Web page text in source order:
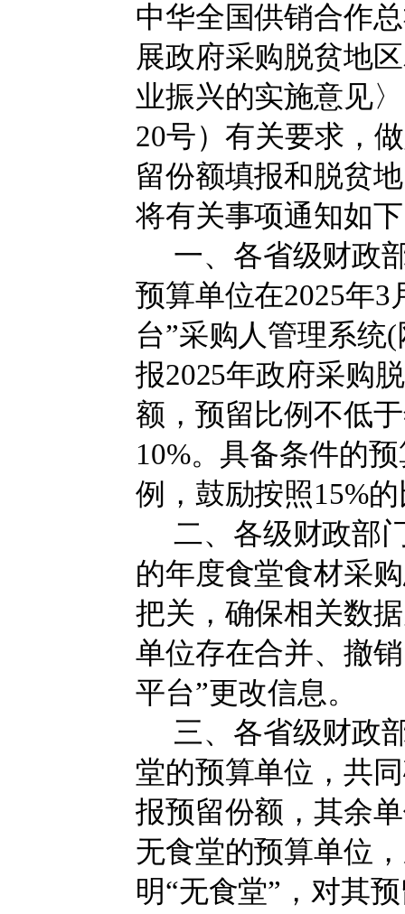
中华全国供销合作
展政府采购脱贫地
业振兴的实施意见〉
20号）有关要求，
留份额填报和脱贫
将有关事项通知如
一、 各省级财政
预算单位在2025年3
台”采购人管理系统(
报2025年政府采购
额 ，预留比例不低于
10%。 具备条件的
例，鼓励按照15%
二、各级财政部
的年度食堂食材采
把关，确保相关数
单位存在合并、撤
平台”更改信息。
三、各省级财政
堂的预算单位，共
报预留份额 ，其余
无食堂的预算单位
明“无食堂” ，对其